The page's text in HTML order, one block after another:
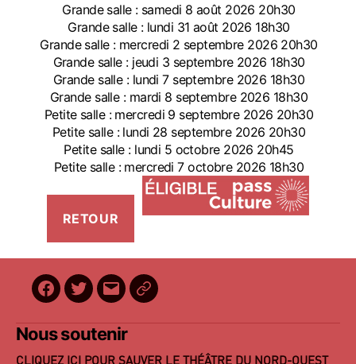
Grande salle : samedi 8 août 2026 20h30
Grande salle : lundi 31 août 2026 18h30
Grande salle : mercredi 2 septembre 2026 20h30
Grande salle : jeudi 3 septembre 2026 18h30
Grande salle : lundi 7 septembre 2026 18h30
Grande salle : mardi 8 septembre 2026 18h30
Petite salle : mercredi 9 septembre 2026 20h30
Petite salle : lundi 28 septembre 2026 20h30
Petite salle : lundi 5 octobre 2026 20h45
Petite salle : mercredi 7 octobre 2026 18h30
Facebook
Twitter
E-
mail
BilletReduc
Nous soutenir
CLIQUEZ ICI POUR SAUVER LE THÉÂTRE DU NORD-OUEST